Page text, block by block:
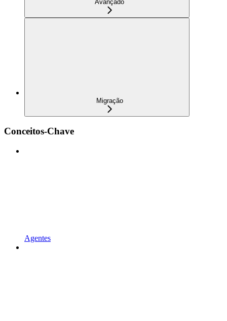
Avançado
Migração
Conceitos-Chave
Agentes